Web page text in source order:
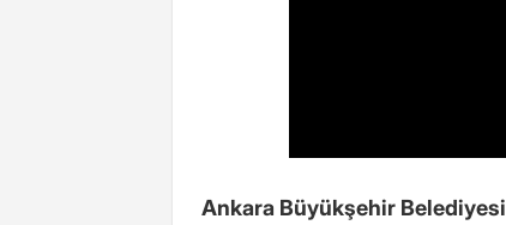
Ankara Büyükşehir Belediyesi